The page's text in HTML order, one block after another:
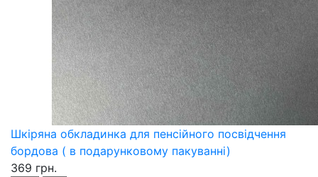
Шкіряна обкладинка для пенсійного посвідчення
бордова ( в подарунковому пакуванні)
369 грн.